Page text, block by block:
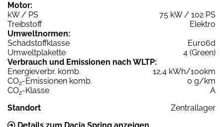
Motor:
kW / PS
75 kW / 102 PS
Treibstoff
Elektro
Umweltnormen:
Schadstoffklasse
Euro6d
Umweltplakette
4 (Green)
Verbrauch und Emissionen nach WLTP:
Energieverbr. komb.
12,4 kWh/100km
CO2-Emissionen komb.
0 g/km
CO2-Klasse
A
Standort
Zentrallager